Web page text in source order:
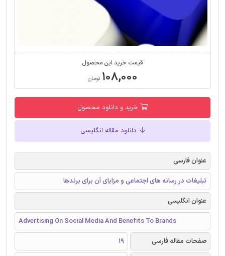
قیمت خرید این محصول
۱۰۸,۰۰۰ تومان
خرید و دانلود محصول
دانلود مقاله انگلیسی
عنوان فارسی
تبلیغات در رسانه های اجتماعی و مزایای آن برای برندها
عنوان انگلیسی
Advertising On Social Media And Benefits To Brands
صفحات مقاله فارسی
19